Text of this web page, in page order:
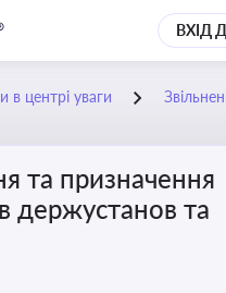
ВХІД
в центрі уваги Звільнення та
та призначення
держустанов та